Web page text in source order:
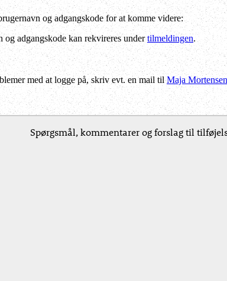
og adgangskode for at komme videre:
og adgangskode kan rekvireres undertilmeldingen.
med at logge på, skriv evt. en mail tilMaja Mortensen
Spørgsmål, kommentarer og forslag til